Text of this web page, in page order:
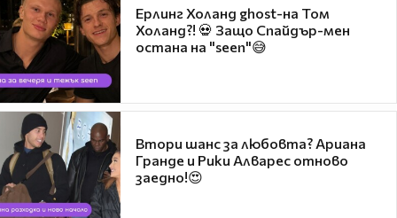
Ерлинг Холанд ghost-на Том
Холанд?! 💀 Защо Спайдър-мен
остана на "seen"😅
Втори шанс за любовта? Ариана
Гранде и Рики Алварес отново
заедно!😍